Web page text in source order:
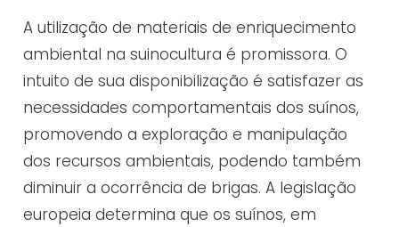
A utilização de materiais de enriquecimento
ambiental na suinocultura é promissora. O
intuito de sua disponibilização é satisfazer as
necessidades comportamentais dos suínos,
promovendo a exploração e manipulação
dos recursos ambientais, podendo também
diminuir a ocorrência de brigas. A legislação
europeia determina que os suínos, em